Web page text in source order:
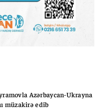
Azərbaycan-Ukrayna
müzakirə edib